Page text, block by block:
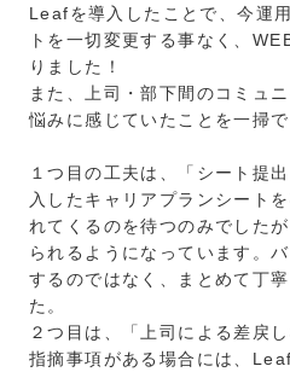
Leafを導入したことで、今運
トを一切変更する事なく、
りました！
また、上司・部下間のコミュ
悩みに感じていたことを一掃で
１つ目の工夫は、「シート提
入したキャリアプランシート
れてくるのを待つのみでした
られるようになっています。
するのではなく、まとめて丁
た。
２つ目は、「上司による差戻
指摘事項がある場合には、